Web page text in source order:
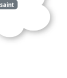
saint